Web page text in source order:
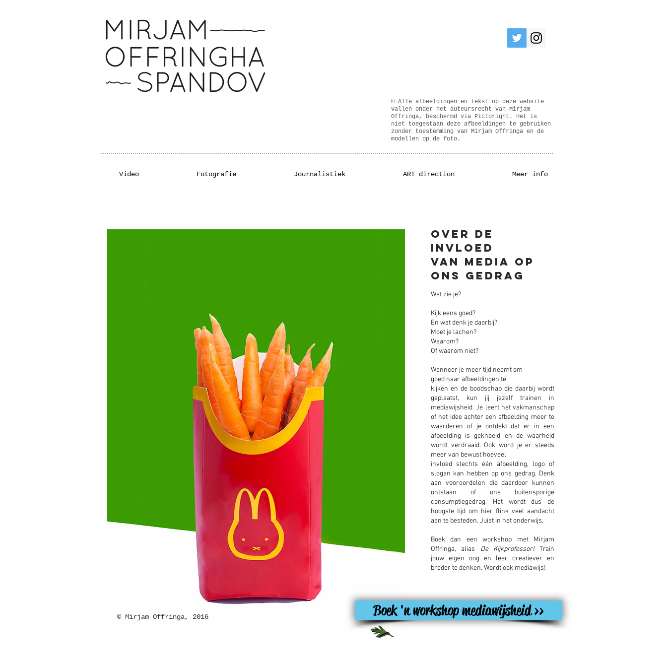
© Alle afbeeldingen en tekst op deze website
vallen onder het auteursrecht van Mirjam
Offringa, beschermd via Pictoright. Het is
niet toegestaan deze afbeeldingen te gebruiken
zonder toestemming van Mirjam Offringa en de
modellen op de foto.
Video Fotografie Journalistiek ART direction Meer info
© Mirjam Offringa, 2016
Over De
invloed
van media op
ons gedrag
Wat zie je?
Kijk eens goed?
En wat denk je daarbij?
Moet je lachen?
Waarom?
Of waarom niet?
Wanneer je meer tijd neemt om
goed naar afbeeldingen te
kijken en de boodschap die daarbij wordt
geplaatst, kun jij jezelf trainen in
mediawijsheid. Je leert het vakmanschap
of het idee achter een afbeelding meer te
waarderen of je ontdekt dat er in een
afbeelding is geknoeid en de waarheid
wordt verdraaid. Ook word je er steeds
meer van bewust hoeveel
invloed slechts één afbeelding, logo of
slogan kan hebben op ons gedrag. Denk
aan vooroordelen die daardoor kunnen
ontstaan of ons buitensporige
consumptiegedrag. Het wordt dus de
hoogste tijd om hier flink veel aandacht
aan te besteden. Juist in het onderwijs.
Boek dan een workshop met Mirjam
Offringa, alias De Kijkprofessor!Train
jouw eigen oog en leer creatiever en
breder te denken. Wordt ook mediawijs!
Boek 'n workshop mediawijsheid >>